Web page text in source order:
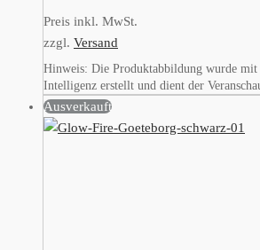
Preis inkl. MwSt.
zzgl. Versand
Hinweis: Die Produktabbildung wurde
Intelligenz erstellt und dient der
Ausverkauft